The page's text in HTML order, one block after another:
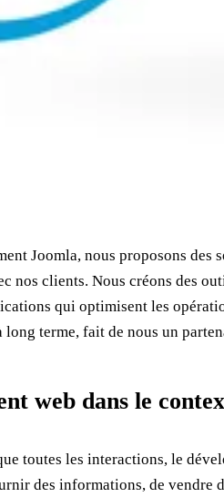
Joomla, nous proposons
nos clients. Nous créons des
qui optimisent les
terme, fait de nous un
web dans le
toutes les interactions, le
des informations, de